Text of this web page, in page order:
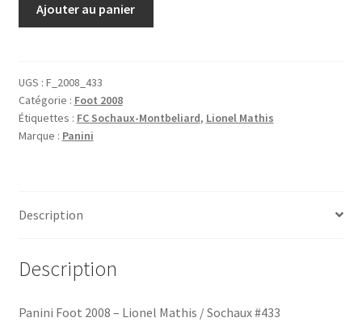
2008
-
Lionel
Mathis
Ajouter au panier
UGS : F_2008_433
Catégorie : Foot 2008
Étiquettes : FC Sochaux-Montbeliard, Lionel Mathis
Marque : Panini
Description
Description
Panini Foot 2008 – Lionel Mathis / Sochaux #433